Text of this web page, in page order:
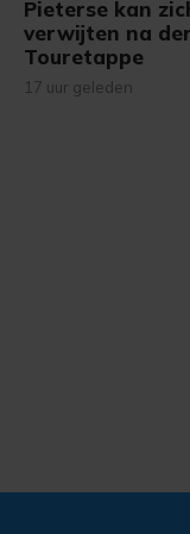
Pieterse kan
verwijten na
Touretappe
17 uur geleden